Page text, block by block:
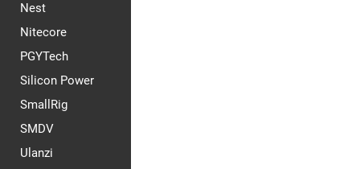
Nest
Nitecore
PGYTech
Silicon Power
SmallRig
SMDV
Ulanzi